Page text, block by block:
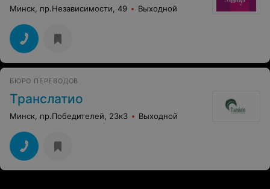
Минск, пр.Независимости, 49 Выходной
БЮРО ПЕРЕВОДОВ
Транслатио
Минск, пр.Победителей, 23к3 Выходной